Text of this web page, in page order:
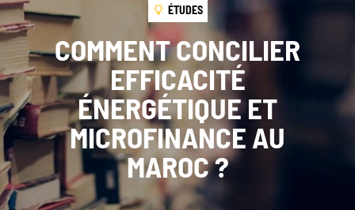
Qui sommes-
nous ?
Gouvernance
Transparence
Nos
partenaires
Nos réseaux
Pays
d’intervention
Nos projets
Nos
expertises
Offres de
services
ÉTUDES
COMMENT CONCILIER
EFFICACITÉ
ÉNERGÉTIQUE ET
MICROFINANCE AU
MAROC ?